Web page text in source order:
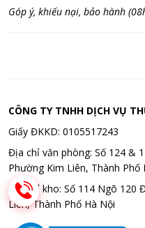
Góp ý, khiếu nại, bảo hành
CÔNG TY TNHH DỊCH VỤ
Giấy ĐKKD: 0105517243
Địa chỉ văn phòng: Số 124 &
Phường Kim Liên, Thành Phố
Địa chỉ kho: Số 114 Ngõ 120
Liên, Thành Phố Hà Nội